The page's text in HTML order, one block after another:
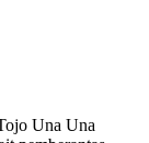
Una Una